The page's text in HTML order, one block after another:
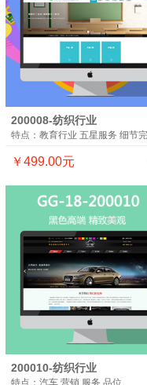
200008-纺织行业
特点：教育行业 五星服务 细节
￥499.00元
200010-纺织行业
特点：汽车 营销 服务 品位